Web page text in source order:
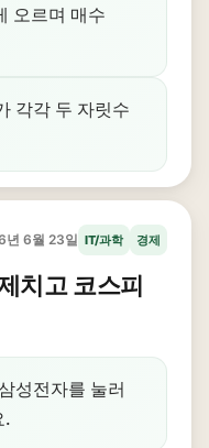
오르며 매수
각각 두 자릿수
년 6월 23일 IT/과학 경제
치고 코스피
성전자를 눌러
.